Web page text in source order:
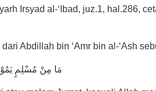
Irsyad al-‘Ibad, juz.1, hal.286,
Abdillah bin ‘Amr bin al-‘Ash